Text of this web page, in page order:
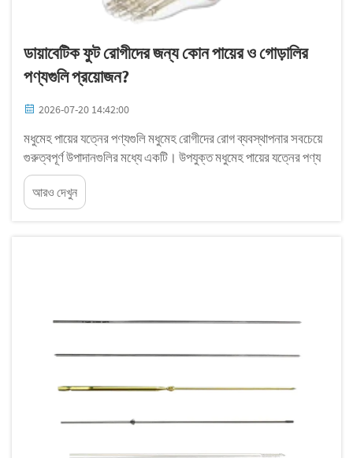
ডায়াবেটিক ফুট রোগীদের জন্য কোন পায়ের ও গোড়ালির
পণ্যগুলি প্রয়োজন?
2026-07-20 14:42:00
মধুমেহ পায়ের যত্নের পণ্যগুলি মধুমেহ রোগীদের রোগ ব্যবস্থাপনার সবচেয়ে
গুরুত্বপূর্ণ উপাদানগুলির মধ্যে একটি। উপযুক্ত মধুমেহ পায়ের যত্নের পণ্য
আঘাত, ব্রণ এবং অন্যান্য গুরুতর জটিলতা হওয়ার ঝুঁকি উল্লেখযোগ্যভাবে
কমাতে পারে...
আরও দেখুন